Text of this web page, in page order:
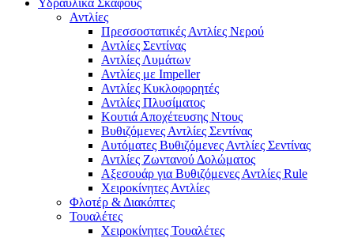
Υδραυλικά Σκάφους
Αντλίες
Πρεσσοστατικές Αντλίες Νερού
Αντλίες Σεντίνας
Αντλίες Λυμάτων
Αντλίες με Impeller
Αντλίες Κυκλοφορητές
Αντλίες Πλυσίματος
Κουτιά Αποχέτευσης Ντους
Βυθιζόμενες Αντλίες Σεντίνας
Αυτόματες Βυθιζόμενες Αντλίες Σεντίνας
Αντλίες Ζωντανού Δολώματος
Αξεσουάρ για Βυθιζόμενες Αντλίες Rule
Χειροκίνητες Αντλίες
Φλοτέρ & Διακόπτες
Τουαλέτες
Χειροκίνητες Τουαλέτες